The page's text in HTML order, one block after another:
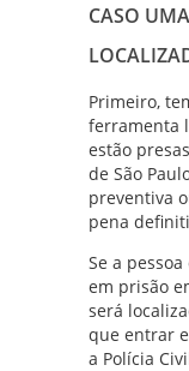
CASO
Primeiro,
ferramenta
estão
de São
preventiva
pena
Se a
em prisão
será
que entrar
a Polícia